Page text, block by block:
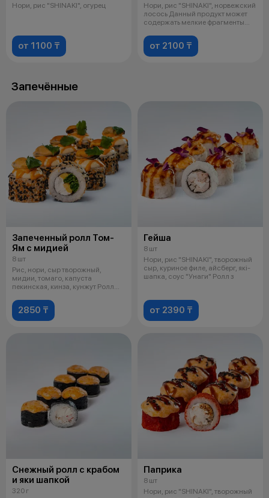
Нори, рис "SHINAKI", огурец
от 1100 ₸
Нори, рис "SHINAKI", норвежский
лосось Данный продукт может
содержать мелкие фрагменты
от 2100 ₸
Запечённые
Запеченный ролл Том-
Ям с мидией
8 шт
Рис, нори, сыр творожный,
мидии, томаго, капуста
пекинская, кинза, кунжут Ролл
2850 ₸
Гейша
8 шт
Нори, рис "SHINAKI", творожный
сыр, куриное филе, айсберг, якi-
шапка, соус "Унаги" Ролл з
от 2390 ₸
Снежный ролл с крабом
и яки шапкой
320 г
Паприка
8 шт
Нори, рис "SHINAKI", творожный